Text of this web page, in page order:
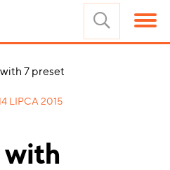
LIPCA 2015
with